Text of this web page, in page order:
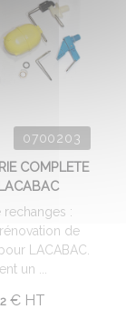
0700203
COMPLETE
rechanges :
de
LACABAC.
un ...
€ HT